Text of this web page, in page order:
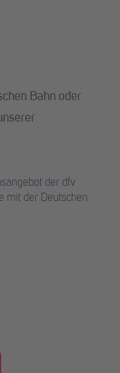
Bahn oder
der dfv
mit der Deutschen